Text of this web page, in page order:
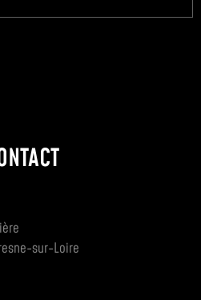
sur-Loire